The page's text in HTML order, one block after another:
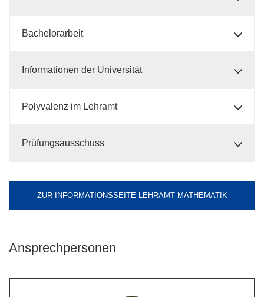
Bachelorarbeit
Informationen der Universität
Polyvalenz im Lehramt
Prüfungsausschuss
ZUR INFORMATIONSSEITE LEHRAMT MATHEMATIK
Ansprechpersonen